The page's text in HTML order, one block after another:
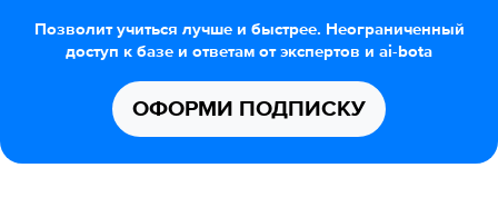
Позволит учиться лучше и быстрее. Неограниченный
доступ к базе и ответам от экспертов и ai-bota
ОФОРМИ ПОДПИСКУ